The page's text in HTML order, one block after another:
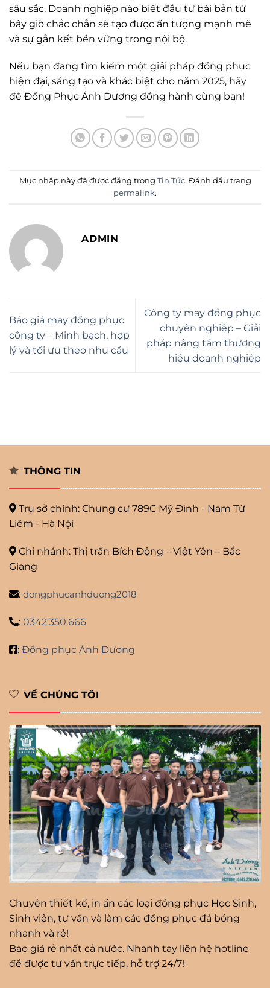
sâu sắc. Doanh nghiệp nào biết đầu tư bài bản từ
bây giờ chắc chắn sẽ tạo được ấn tượng mạnh mẽ
và sự gắn kết bền vững trong nội bộ.
Nếu bạn đang tìm kiếm một giải pháp đồng phục
hiện đại, sáng tạo và khác biệt cho năm 2025, hãy
để Đồng Phục Ánh Dương đồng hành cùng bạn!
Mục nhập này đã được đăng trong Tin Tức. Đánh dấu trang
permalink.
ADMIN
Báo giá may đồng phục
công ty – Minh bạch, hợp
lý và tối ưu theo nhu cầu
Công ty may đồng phục
chuyên nghiệp – Giải
pháp nâng tầm thương
hiệu doanh nghiệp
THÔNG TIN
Trụ sở chính: Chung cư 789C Mỹ Đình - Nam Từ
Liêm - Hà Nội
Chi nhánh: Thị trấn Bích Động – Việt Yên – Bắc
Giang
: dongphucanhduong2018
: 0342.350.666
: Đồng phục Ánh Dương
VỀ CHÚNG TÔI
Chuyên thiết kế, in ấn các loại đồng phục Học Sinh,
Sinh viên, tư vấn và làm các đồng phục đá bóng
nhanh và rẻ!
Bao giá rẻ nhất cả nước. Nhanh tay liên hệ hotline
để được tư vấn trực tiếp, hỗ trợ 24/7!